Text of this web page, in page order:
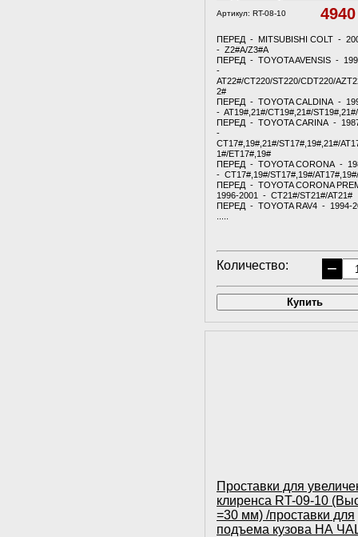
Артикул: RT-08-10
ПЕРЕД - MITSUBISHI COLT -
- Z2#A/Z3#A
ПЕРЕД - TOYOTA AVENSIS -
-
AT22#/CT220/ST220/CDT220/
2#
ПЕРЕД - TOYOTA CALDINA -
- AT19#,21#/CT19#,21#/
ПЕРЕД - TOYOTA CARINA -
-
CT17#,19#,21#/ST17#,19#,21#/
1#/ET17#,19#
ПЕРЕД - TOYOTA CORONA -
- CT17#,19#/ST17#,19#/
ПЕРЕД - TOYOTA CORONA
1996-2001 - CT21#/ST21#/AT21#
ПЕРЕД - TOYOTA RAV4 - 1994-
Количество: −
Купить
Проставки для
клиренса RT-09-10
=30 мм) /проставки для
подъема кузова НА